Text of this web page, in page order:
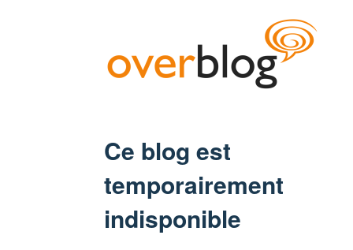
Ce blog est
temporairement
indisponible